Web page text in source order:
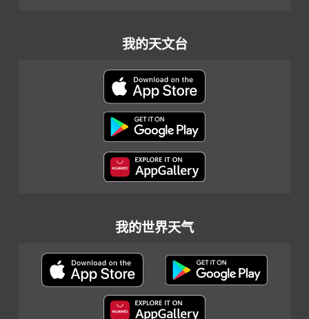
我的天文台
我的世界天气